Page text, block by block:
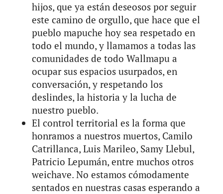
hijos, que ya están deseosos por seguir
este camino de orgullo, que hace que el
pueblo mapuche hoy sea respetado en
todo el mundo, y llamamos a todas las
comunidades de todo Wallmapu a
ocupar sus espacios usurpados, en
conversación, y respetando los
deslindes, la historia y la lucha de
nuestro pueblo.
El control territorial es la forma que
honramos a nuestros muertos, Camilo
Catrillanca, Luis Marileo, Samy Llebul,
Patricio Lepumán, entre muchos otros
weichave. No estamos cómodamente
sentados en nuestras casas esperando a